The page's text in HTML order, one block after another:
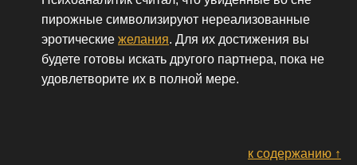
пирожные символизируют нереализованные
эротические желания. Для их достижения вы
будете готовы искать другого партнера, пока не
удовлетворите их в полной мере.
к содержанию ↑